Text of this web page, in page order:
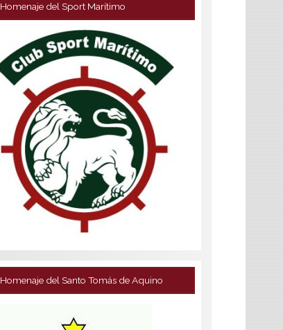
Homenaje del Sport Marítimo
Homenaje del Santo Tomás de Aquino